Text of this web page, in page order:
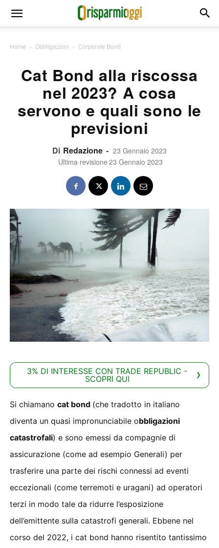
Home Obbligazioni Corporate Bond
Cat Bond alla riscossa
nel 2023? A cosa
servono e quali sono le
previsioni
Di Redazione - 23 Gennaio 2023
Ultima revisione 23 Gennaio 2023
3% DI INTERESSE CON TRADE REPUBLIC -
SCOPRI QUI
Si chiamano cat bond (che tradotto in italiano
diventa un quasi impronunciabile obbligazioni
catastrofali) e sono emessi da compagnie di
assicurazione (come ad esempio Generali) per
trasferire una parte dei rischi connessi ad eventi
eccezionali (come terremoti e uragani) ad operatori
terzi in modo tale da ridurre l’esposizione
dell’emittente sulla catastrofi generali. Ebbene nel
corso del 2022, i cat bond hanno risentito tantissimo